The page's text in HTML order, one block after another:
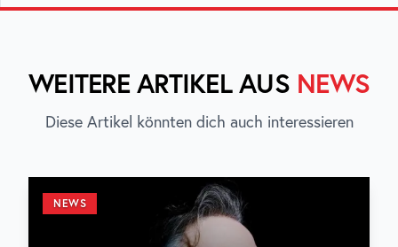
WEITERE ARTIKEL AUS NEWS
Diese Artikel könnten dich auch interessieren
NEWS